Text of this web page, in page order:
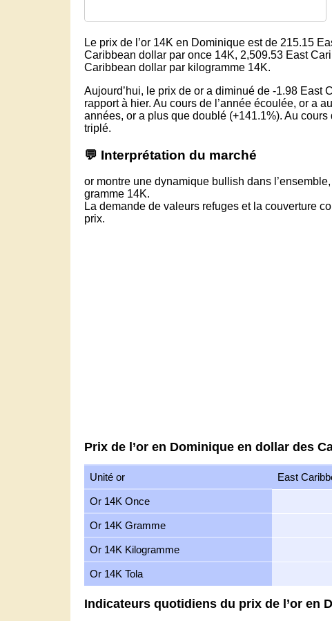
Le prix de l’or 14K en Dominique est de 215.15
Caribbean dollar par once 14K, 2,509.53 East
Caribbean dollar par kilogramme 14K.
Aujourd’hui, le prix de or a diminué de -1.98 East
rapport à hier. Au cours de l’année écoulée, or a
années, or a plus que doublé (+141.1%). Au
triplé.
💬 Interprétation du marché
or montre une dynamique bullish dans
gramme 14K.
La demande de valeurs refuges et la couverture
prix.
Prix de l’or en Dominique en dollar des
Unité or East
Or 14K Once
Or 14K Gramme
Or 14K Kilogramme
Or 14K Tola
Indicateurs quotidiens du prix de l’or en